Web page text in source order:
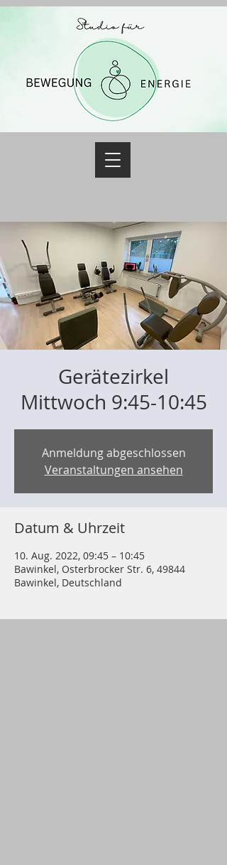
Gerätezirkel
Mittwoch 9:45-10:45
Anmeldung abgeschlossen
Veranstaltungen ansehen
Datum & Uhrzeit
10. Aug. 2022, 09:45 – 10:45
Bawinkel, Osterbrocker Str. 6, 49844
Bawinkel, Deutschland